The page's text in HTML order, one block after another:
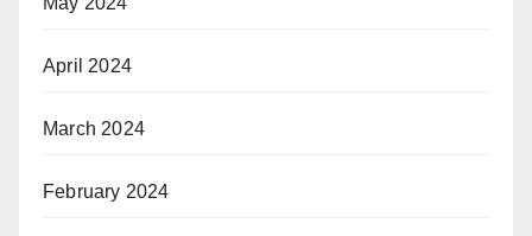
April 2024
March 2024
February 2024